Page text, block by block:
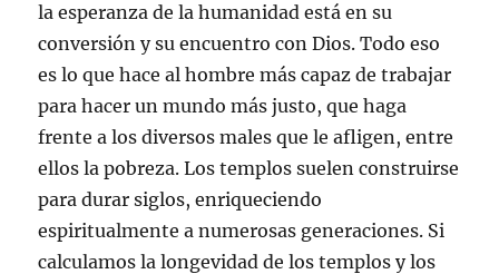
la esperanza de la humanidad está en su
conversión y su encuentro con Dios. Todo eso
es lo que hace al hombre más capaz de trabajar
para hacer un mundo más justo, que haga
frente a los diversos males que le afligen, entre
ellos la pobreza. Los templos suelen construirse
para durar siglos, enriqueciendo
espiritualmente a numerosas generaciones. Si
calculamos la longevidad de los templos y los